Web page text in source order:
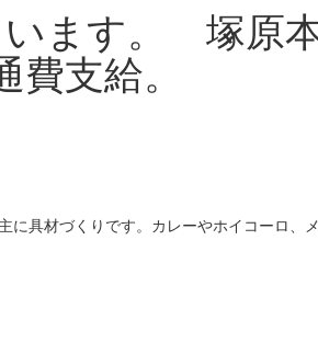
ます。 塚原
支給。
に具材づくりです。カレーやホイコーロ、